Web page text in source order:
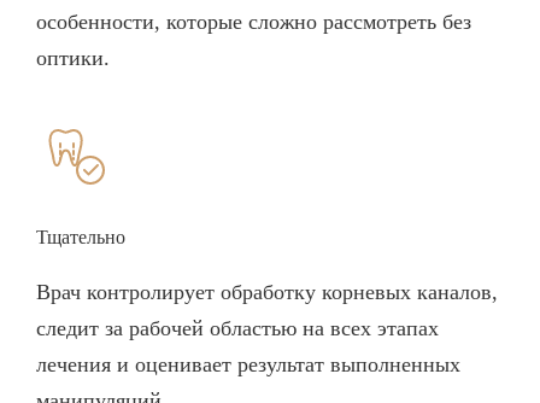
особенности, которые сложно рассмотреть без
оптики.
Тщательно
Врач контролирует обработку корневых каналов,
следит за рабочей областью на всех этапах
лечения и оценивает результат выполненных